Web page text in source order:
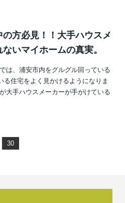
方必見！！大手ハウスメ
いマイホームの真実。
は、浦安市内をグルグル回っている
る住宅をよく見かけるようになりま
大手ハウスメーカーが手がけている
30